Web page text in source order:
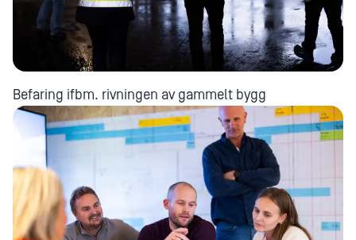
Befaring ifbm. rivningen av gammelt bygg